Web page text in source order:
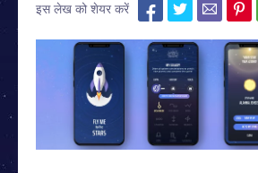
इस लेख को शेयर करें